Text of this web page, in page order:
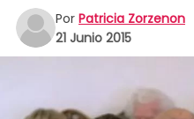
Por Patricia Zorzenon
21 Junio 2015